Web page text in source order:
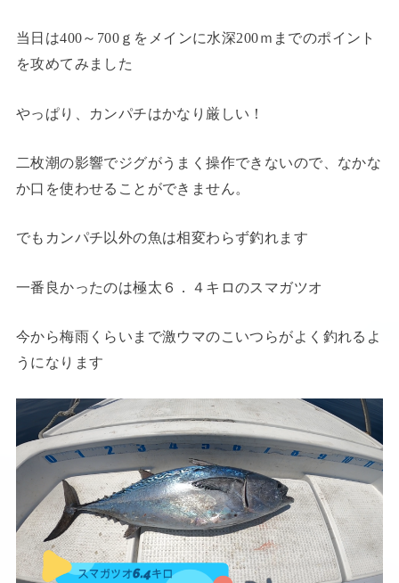
当日は400～700ｇをメインに水深200ｍまでのポイント
を攻めてみました
やっぱり、カンパチはかなり厳しい！
二枚潮の影響でジグがうまく操作できないので、なかな
か口を使わせることができません。
でもカンパチ以外の魚は相変わらず釣れます
一番良かったのは極太６．４キロのスマガツオ
今から梅雨くらいまで激ウマのこいつらがよく釣れるよ
うになります